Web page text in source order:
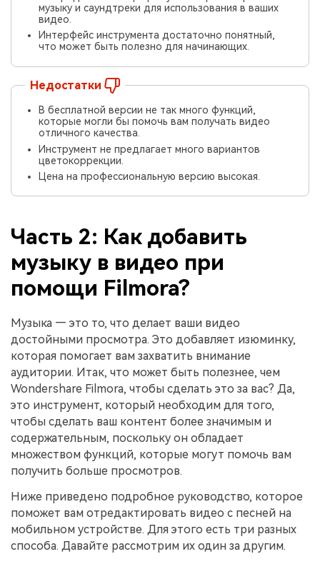
музыку и саундтреки для использования в ваших
видео.
Интерфейс инструмента достаточно понятный,
что может быть полезно для начинающих.
Недостатки
В бесплатной версии не так много функций,
которые могли бы помочь вам получать видео
отличного качества.
Инструмент не предлагает много вариантов
цветокоррекции.
Цена на профессиональную версию высокая.
Часть 2: Как добавить
музыку в видео при
помощи Filmora?
Музыка — это то, что делает ваши видео
достойными просмотра. Это добавляет изюминку,
которая помогает вам захватить внимание
аудитории. Итак, что может быть полезнее, чем
Wondershare Filmora, чтобы сделать это за вас? Да,
это инструмент, который необходим для того,
чтобы сделать ваш контент более значимым и
содержательным, поскольку он обладает
множеством функций, которые могут помочь вам
получить больше просмотров.
Ниже приведено подробное руководство, которое
поможет вам отредактировать видео с песней на
мобильном устройстве. Для этого есть три разных
способа. Давайте рассмотрим их один за другим.